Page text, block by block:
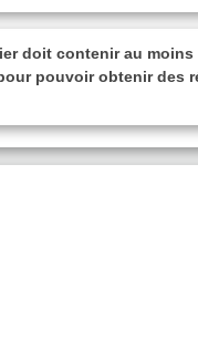
doit contenir au moins
pouvoir obtenir des